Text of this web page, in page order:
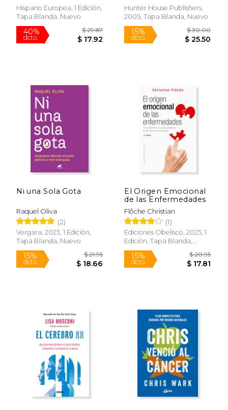
50%
dcto.
$ 28.16
$ 14.08
50%
dcto.
$
$
Hispano Europea, 1 Edición,
Tapa Blanda, Nuevo
Hunter House Publishers,
2005, Tapa Blanda, Nuevo
Ni una Sola Gota
Raquel Oliva
(2)
Vergara, 2023, 1 Edición,
Tapa Blanda, Nuevo
El Origen Emocional
de las Enfermedades
Flôche Christian
(1)
Ediciones Obelisco, 2023, 1
Edición, Tapa Blanda,
Nuevo